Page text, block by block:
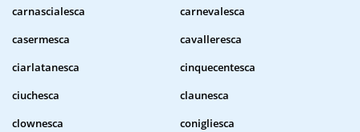
carnascialesca
carnevalesca
casermesca
cavalleresca
ciarlatanesca
cinquecentesca
ciuchesca
claunesca
clownesca
conigliesca